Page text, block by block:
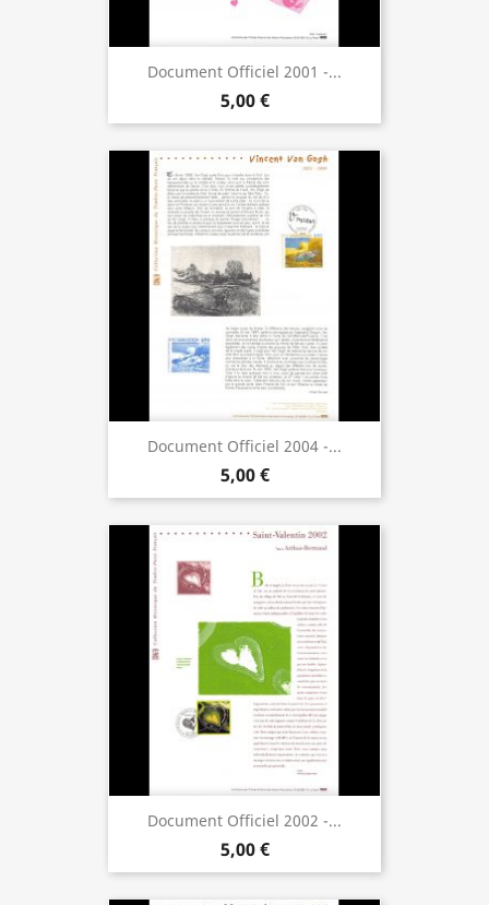
Document Officiel 2001 -...
5,00 €
Document Officiel 2004 -...
5,00 €
Document Officiel 2002 -...
5,00 €